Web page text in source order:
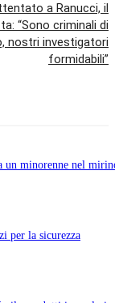
a Ranucci, il
“Sono criminali di
nostri investigatori
formidabili”
un minorenne nel
per la sicurezza